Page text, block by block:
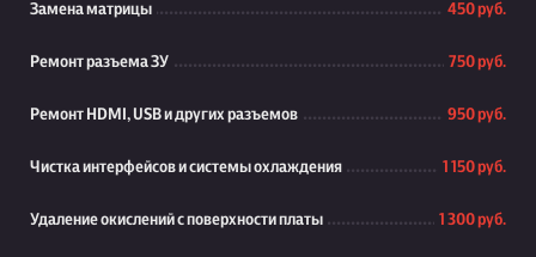
Замена матрицы 450 руб.
Ремонт разъема ЗУ 750 руб.
Ремонт HDMI, USB и других разъемов 950 руб.
Чистка интерфейсов и системы охлаждения 1 150 руб.
Удаление окислений с поверхности платы 1 300 руб.